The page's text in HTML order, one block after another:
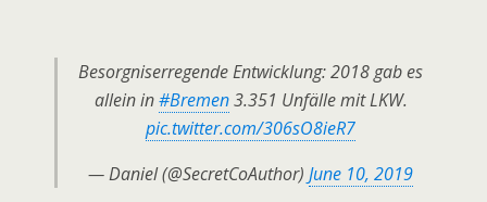
Besorgniserregende Entwicklung: 2018 gab es
allein in#Bremen3.351 Unfälle mit LKW.
pic.twitter.com/306sO8ieR7
— Daniel (@SecretCoAuthor) June 10, 2019